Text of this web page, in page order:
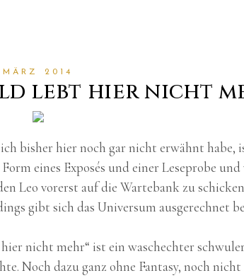
2014
lebt hier nicht
ich bisher hier noch gar nicht erwähnt
eines Exposés und einer Leseprobe
Leo vorerst auf die Wartebank zu
gibt sich das Universum ausgerechnet
nicht mehr“ ist ein waschechter
Noch dazu ganz ohne Fantasy, noch